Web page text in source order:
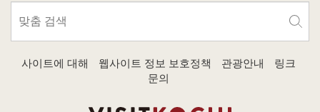
사이트에 대해 웹사이트 정보 보호정책 관광안내
링크
문의